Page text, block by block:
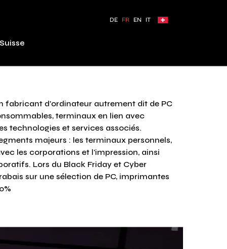
DE FR EN IT
fabricant d'ordinateur autrement dit de PC
terminaux en lien avec
technologies et services associés.
majeurs : les terminaux personnels,
les corporations et l'impression, ainsi
Lors du Black Friday et Cyber
sur une sélection de PC, imprimantes